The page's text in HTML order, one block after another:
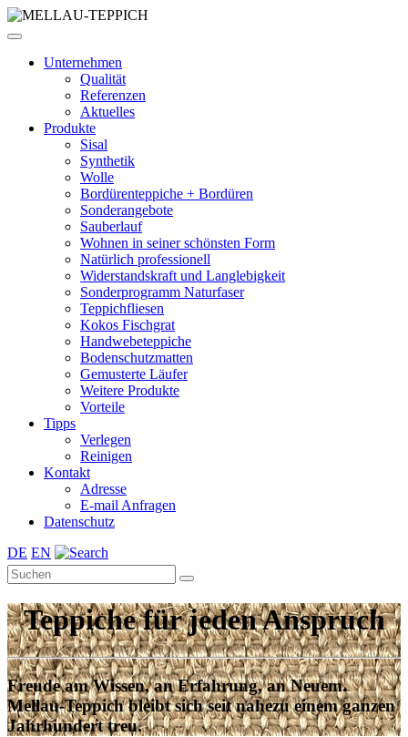
Unternehmen
Qualität
Referenzen
Aktuelles
Produkte
Sisal
Synthetik
Wolle
Bordürenteppiche + Bordüren
Sonderangebote
Sauberlauf
Wohnen in seiner schönsten Form
Natürlich professionell
Widerstandskraft und Langlebigkeit
Sonderprogramm Naturfaser
Teppichfliesen
Kokos Fischgrat
Handwebeteppiche
Bodenschutzmatten
Gemusterte Läufer
Weitere Produkte
Vorteile
Tipps
Verlegen
Reinigen
Kontakt
Adresse
E-mail Anfragen
Datenschutz
DE EN
Teppiche für jeden Anspruch
Freude am Wissen, an Erfahrung, an Neuem.
Mellau-Teppich bleibt sich seit nahezu einem ganzen
Jahrhundert treu.